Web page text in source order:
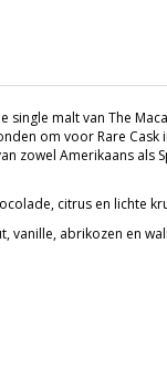
single malt van The
om voor Rare
zowel Amerikaans als
citrus en lichte
vanille, abrikozen en